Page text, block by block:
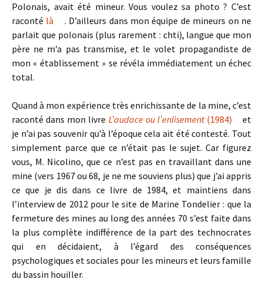
Polonais, avait été mineur. Vous voulez sa photo ? C’est
raconté là
. D’ailleurs dans mon équipe de mineurs on ne
parlait que polonais (plus rarement : chti), langue que mon
père ne m’a pas transmise, et le volet propagandiste de
mon « établissement » se révéla immédiatement un échec
total.
Quand à mon expérience très enrichissante de la mine, c’est
raconté dans mon livre L’audace ou l’enlisement(1984)
et
je n’ai pas souvenir qu’à l’époque cela ait été contesté. Tout
simplement parce que ce n’était pas le sujet. Car figurez
vous, M. Nicolino, que ce n’est pas en travaillant dans une
mine (vers 1967 ou 68, je ne me souviens plus) que j’ai appris
ce que je dis dans ce livre de 1984, et maintiens dans
l’interview de 2012 pour le site de Marine Tondelier : que la
fermeture des mines au long des années 70 s’est faite dans
la plus complète indifférence de la part des technocrates
qui en décidaient, à l’égard des conséquences
psychologiques et sociales pour les mineurs et leurs famille
du bassin houiller.